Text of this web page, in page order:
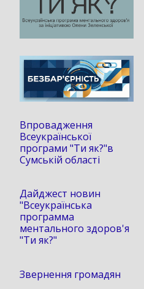
Впровадження
Всеукраїнської
програми "Ти як?"в
Сумській області
Дайджест новин
"Всеукраїнська
программа
ментального здоров'я
"Ти як?"
Звернення громадян